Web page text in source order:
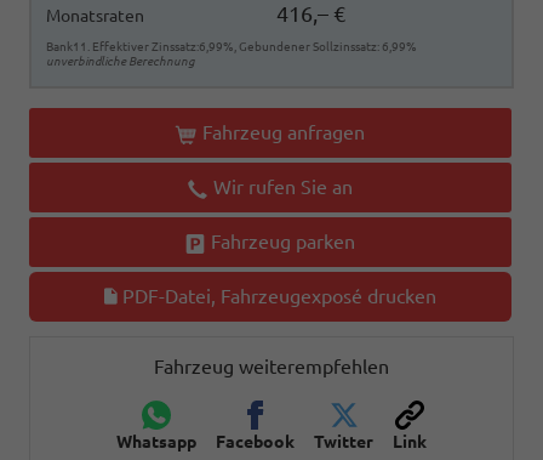
Monatsraten
416,– €
Bank11. Effektiver Zinssatz:6,99%, Gebundener Sollzinssatz: 6,99%
unverbindliche Berechnung
Fahrzeug anfragen
Wir rufen Sie an
Fahrzeug parken
PDF-Datei, Fahrzeugexposé drucken
Fahrzeug weiterempfehlen
Whatsapp Facebook Twitter Link